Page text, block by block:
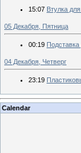
15:07 Втулка
05 Декабря, Пятница
00:19
04 Декабря, Четверг
23:19
Calendar